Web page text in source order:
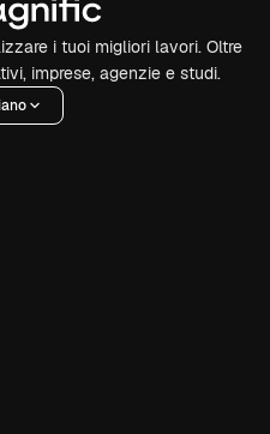
i tuoi migliori lavori. Oltre
imprese, agenzie e studi.